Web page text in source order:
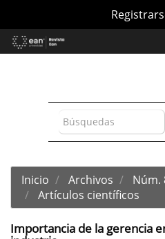
Contenido
principal
Inicio Archivos
Núm.
Artículos científicos
Importancia de la gerencia